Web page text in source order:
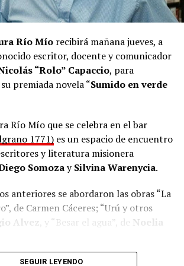
que Maniatic no se presenta en
Río Míorecibirá mañana jueves, a
escritor, docente y comunicador
“Rolo” Capaccio, para
premiada novela “Sumido en verde
Río Mío que se celebra en el bar
1771)es un espacio de encuentro
y literatura misionera
SomozaySilvina Warenycia.
anteriores se abordaron las obras “La
de Carmen Cáceres; “Urú y otros
Alvez , y “Besar el agua”, de Noelia
de Misiones, quienes visitan el
SEGUIR LEYENDO